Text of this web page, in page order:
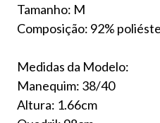
Tamanho: M
Composição: 92%
Medidas da Modelo:
Manequim: 38/40
Altura: 1.66cm